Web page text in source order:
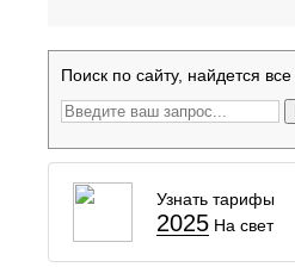
Поиск по сайту, найдется все
Узнать тарифы
2025 На свет